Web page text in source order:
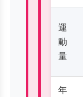
運
動
量
年